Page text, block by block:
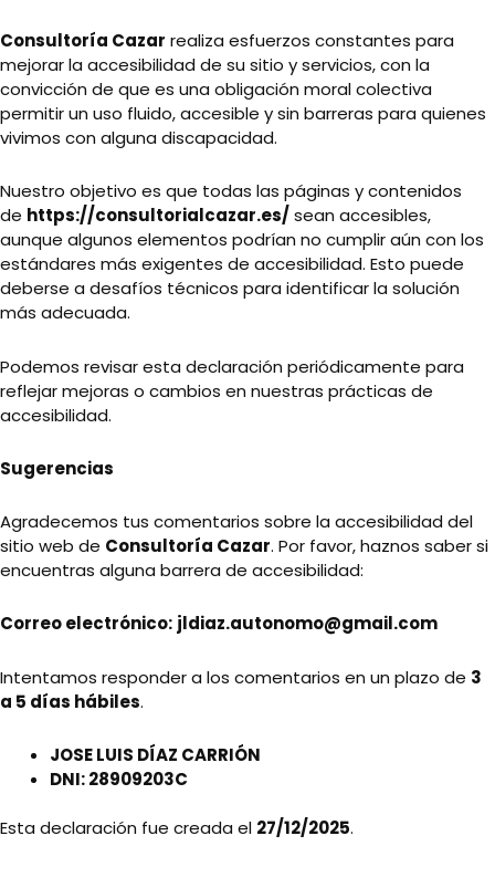
Consultoría Cazar realiza esfuerzos constantes para
mejorar la accesibilidad de su sitio y servicios, con la
convicción de que es una obligación moral colectiva
permitir un uso fluido, accesible y sin barreras para quienes
vivimos con alguna discapacidad.
Nuestro objetivo es que todas las páginas y contenidos
de https://consultorialcazar.es/ sean accesibles,
aunque algunos elementos podrían no cumplir aún con los
estándares más exigentes de accesibilidad. Esto puede
deberse a desafíos técnicos para identificar la solución
más adecuada.
Podemos revisar esta declaración periódicamente para
reflejar mejoras o cambios en nuestras prácticas de
accesibilidad.
Sugerencias
Agradecemos tus comentarios sobre la accesibilidad del
sitio web de Consultoría Cazar. Por favor, haznos saber si
encuentras alguna barrera de accesibilidad:
Correo electrónico: jldiaz.autonomo@gmail.com
Intentamos responder a los comentarios en un plazo de 3
a 5 días hábiles.
JOSE LUIS DÍAZ CARRIÓN
DNI: 28909203C
Esta declaración fue creada el 27/12/2025.